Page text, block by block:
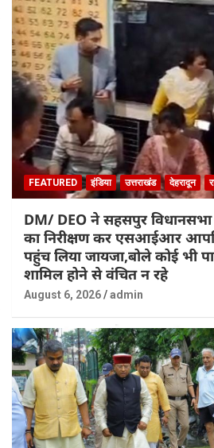
FEATURED इंडिया उत्तराखंड देहरादून
DM/ DEO ने सहसपुर विधानसभा
का निरीक्षण कर एसआईआर
पहुंच लिया जायजा,बोले कोई भी
शामिल होने से वंचित न रहे
August 6, 2026 admin